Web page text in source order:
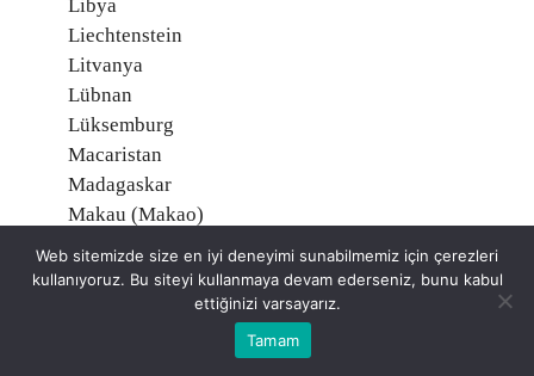
Libya
Liechtenstein
Litvanya
Lübnan
Lüksemburg
Macaristan
Madagaskar
Makau (Makao)
Malavi
Maldiv Adaları
Web sitemizde size en iyi deneyimi sunabilmemiz için çerezleri
kullanıyoruz. Bu siteyi kullanmaya devam ederseniz, bunu kabul
ettiğinizi varsayarız.
Tamam